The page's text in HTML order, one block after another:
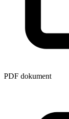
PDF dokument